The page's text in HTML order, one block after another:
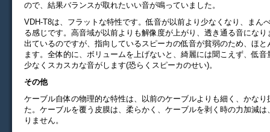
ので、結果バランスが取れたいい音が鳴っていました。
VDH-T8は、フラットな特性です。低音が以前より少なくなり、まん
る感じです。高音域が以前よりも解像度が上がり、透き通る音にな
出ているのですが、指向しているスピーカの低音が貧弱のため、ほと
ます。全体的に、ボリュームを上げないと、綺麗には聞こえず、低
少なくスカスカな音がします(恐らくスピーカのせい)。
その他
ケーブル自体の物理的な特性は、以前のケーブルよりも細く、かなり
た。ケーブルを覆う皮膜は、柔らかく、ケーブルを剥く時の力加減
りません。